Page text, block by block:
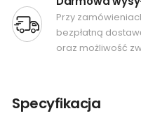
Przy
bezpłatną
oraz możliwość
Specyfikacja